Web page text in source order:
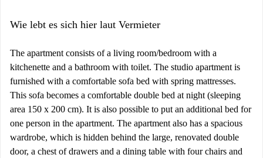
Wie lebt es sich hier laut Vermieter
The apartment consists of a living room/bedroom with a
kitchenette and a bathroom with toilet. The studio apartment is
furnished with a comfortable sofa bed with spring mattresses.
This sofa becomes a comfortable double bed at night (sleeping
area 150 x 200 cm). It is also possible to put an additional bed for
one person in the apartment. The apartment also has a spacious
wardrobe, which is hidden behind the large, renovated double
door, a chest of drawers and a dining table with four chairs and